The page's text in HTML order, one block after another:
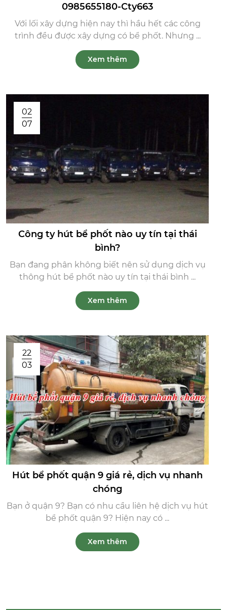
0985655180-Cty663
Với lối xây dựng hiện nay thì hầu hết các công
trình đều được xây dựng có bể phốt. Nhưng ...
Xem thêm
02
07
Công ty hút bể phốt nào uy tín tại thái
bình?
Bạn đang phân không biết nên sử dụng dịch vụ
thông hút bể phốt nào uy tín tại thái bình ...
Xem thêm
22
03
Hút bể phốt quận 9 giá rẻ, dịch vụ nhanh
chóng
Bạn ở quận 9? Bạn có nhu cầu liên hệ dịch vụ hút
bể phốt quận 9? Hiện nay có ...
Xem thêm